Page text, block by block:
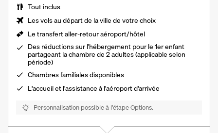
Tout inclus
Les vols au départ de la ville de votre choix
Letransfert aller-retour aéroport/hôtel
Des réductions sur l'hébergement pour le 1er enfant
partageant la chambre de 2 adultes (applicable selon
période)
Chambres familiales disponibles
L'accueil et l'assistance à l'aéroport d'arrivée
Personnalisation possible à l’étape Options.